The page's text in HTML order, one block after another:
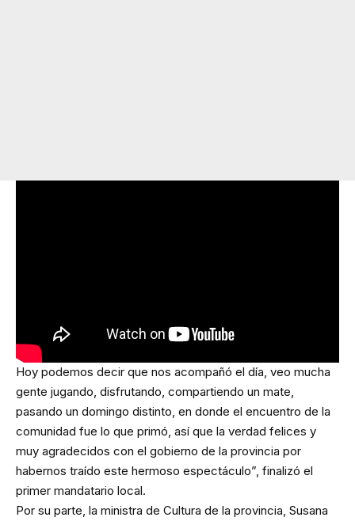
Hoy podemos decir que nos acompañó el día, veo mucha
gente jugando, disfrutando, compartiendo un mate,
pasando un domingo distinto, en donde el encuentro de la
comunidad fue lo que primó, así que la verdad felices y
muy agradecidos con el gobierno de la provincia por
habernos traído este hermoso espectáculo”, finalizó el
primer mandatario local.
Por su parte, la ministra de Cultura de la provincia, Susana